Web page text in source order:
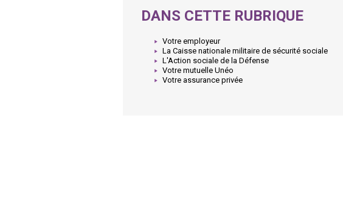
DANS CETTE RUBRIQUE
Votre employeur
La Caisse nationale militaire de sécurité sociale
L'Action sociale de la Défense
Votre mutuelle Unéo
Votre assurance privée